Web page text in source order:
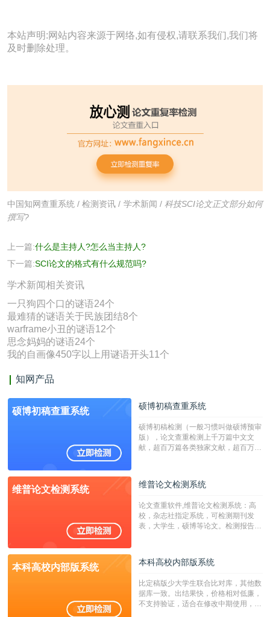
本站声明:网站内容来源于网络,如有侵权,请联系我们,我们将
及时删除处理。
中国知网查重系统 /检测资讯 / 学术新闻 / 科技SCI论文正文部分如何
撰写?
上一篇:什么是主持人?怎么当主持人?
下一篇:SCI论文的格式有什么规范吗?
学术新闻相关资讯
一只狗四个口的谜语24个
最难猜的谜语关于民族团结8个
warframe小丑的谜语12个
思念妈妈的谜语24个
我的自画像450字以上用谜语开头11个
知网产品
硕博初稿查重系统 硕博初稿查重系统
硕博初稿检测（一般习惯叫做硕博预审
版），论文查重检测上千万篇中文文
献，超百万篇各类独家文献，超百万港
校用来检测硕博论文的系统，检测范围
广，数据来源真实，检测算法合理!本
字符数30万）
维普论文检测系统 维普论文检测系统
论文查重软件,维普论文检测系统：高
校，杂志社指定系统，可检测期刊发
表，大学生，硕博等论文。检测报告支
本科高校内部版系统 本科高校内部版系统
比定稿版少大学生联合比对库，其他数
据库一致。出结果快，价格相对低廉，
不支持验证，适合在修改中期使用，定